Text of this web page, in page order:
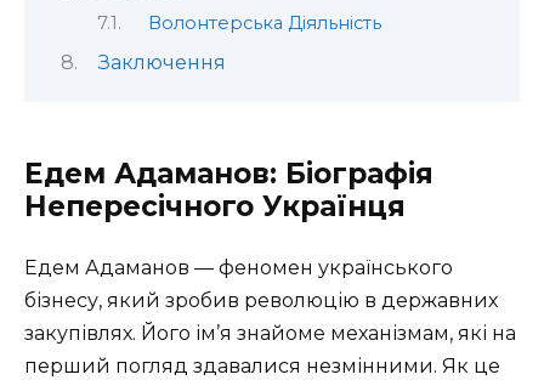
Волонтерська Діяльність
Заключення
Едем Адаманов: Біографія
Непересічного Українця
Едем Адаманов — феномен українського
бізнесу, який зробив революцію в державних
закупівлях. Його ім’я знайоме механізмам, які на
перший погляд здавалися незмінними. Як це